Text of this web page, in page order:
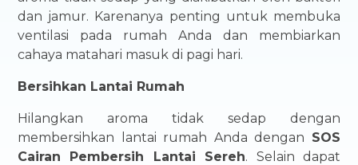
dan jamur. Karenanya penting untuk membuka
ventilasi pada rumah Anda dan membiarkan
cahaya matahari masuk di pagi hari.
Bersihkan Lantai Rumah
Hilangkan aroma tidak sedap dengan
membersihkan lantai rumah Anda dengan SOS
Cairan Pembersih Lantai Sereh. Selain dapat